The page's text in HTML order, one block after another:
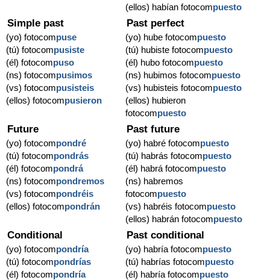
(ellos) habían fotocompuesto
Simple past
(yo) fotocompuse
(tú) fotocompusiste
(él) fotocompuso
(ns) fotocompusimos
(vs) fotocompusisteis
(ellos) fotocompusieron
Past perfect
(yo) hube fotocompuesto
(tú) hubiste fotocompuesto
(él) hubo fotocompuesto
(ns) hubimos fotocompuesto
(vs) hubisteis fotocompuesto
(ellos) hubieron
fotocompuesto
Future
(yo) fotocompondré
(tú) fotocompondrás
(él) fotocompondrá
(ns) fotocompondremos
(vs) fotocompondréis
(ellos) fotocompondrán
Past future
(yo) habré fotocompuesto
(tú) habrás fotocompuesto
(él) habrá fotocompuesto
(ns) habremos
fotocompuesto
(vs) habréis fotocompuesto
(ellos) habrán fotocompuesto
Conditional
(yo) fotocompondría
(tú) fotocompondrías
(él) fotocompondría
Past conditional
(yo) habría fotocompuesto
(tú) habrías fotocompuesto
(él) habría fotocompuesto